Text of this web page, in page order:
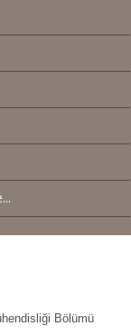
Bölümü